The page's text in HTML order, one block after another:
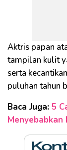
Aktris papan
tampilan kulit
serta
puluhan tahun
Baca Juga: 5